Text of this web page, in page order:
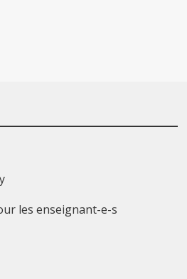
les enseignant-e-s